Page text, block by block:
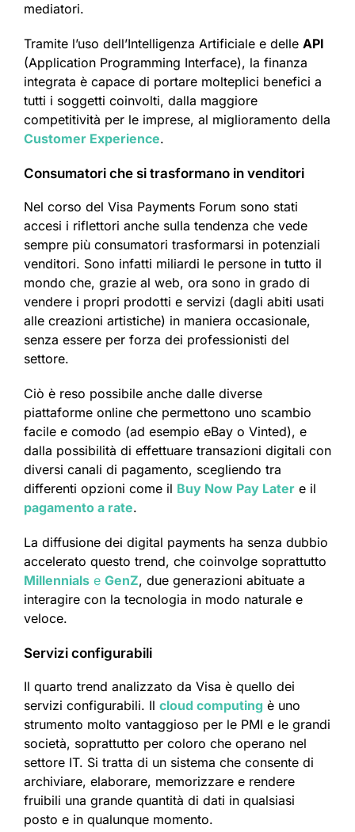
mediatori.
Tramite l’uso dell’Intelligenza Artificiale e delle API
(Application Programming Interface), la finanza
integrata è capace di portare molteplici benefici a
tutti i soggetti coinvolti, dalla maggiore
competitività per le imprese, al miglioramento della
Customer Experience.
Consumatori che si trasformano in venditori
Nel corso del Visa Payments Forum sono stati
accesi i riflettori anche sulla tendenza che vede
sempre più consumatori trasformarsi in potenziali
venditori. Sono infatti miliardi le persone in tutto il
mondo che, grazie al web, ora sono in grado di
vendere i propri prodotti e servizi (dagli abiti usati
alle creazioni artistiche) in maniera occasionale,
senza essere per forza dei professionisti del
settore.
Ciò è reso possibile anche dalle diverse
piattaforme online che permettono uno scambio
facile e comodo (ad esempio eBay o Vinted), e
dalla possibilità di effettuare transazioni digitali con
diversi canali di pagamento, scegliendo tra
differenti opzioni come il Buy Now Pay Later e il
pagamento a rate.
La diffusione dei digital payments ha senza dubbio
accelerato questo trend, che coinvolge soprattutto
Millennials e GenZ, due generazioni abituate a
interagire con la tecnologia in modo naturale e
veloce.
Servizi configurabili
Il quarto trend analizzato da Visa è quello dei
servizi configurabili. Il cloud computing è uno
strumento molto vantaggioso per le PMI e le grandi
società, soprattutto per coloro che operano nel
settore IT. Si tratta di un sistema che consente di
archiviare, elaborare, memorizzare e rendere
fruibili una grande quantità di dati in qualsiasi
posto e in qualunque momento.